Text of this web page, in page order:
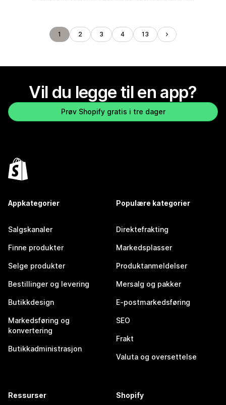
1 2 3 4 13
Vil du legge til en app?
Prøv Shopify gratis i tre dager
Appkategorier
Salgskanaler
Finne produkter
Selge produkter
Bestillinger og levering
Butikkdesign
Markedsføring og
konvertering
Butikkadministrasjon
Populære kategorier
Direktefrakting
Markedsplasser
Produktanmeldelser
Mersalg og pakker
E-postmarkedsføring
SEO
Frakt
Valuta og oversettelse
Ressurser Shopify